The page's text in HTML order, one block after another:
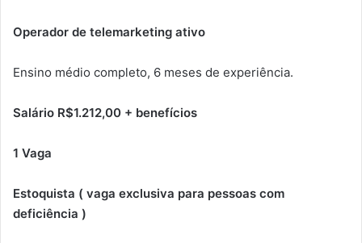
Operador de telemarketing ativo
Ensino médio completo, 6 meses de experiência.
Salário R$1.212,00 + benefícios
1 Vaga
Estoquista ( vaga exclusiva para pessoas com
deficiência )